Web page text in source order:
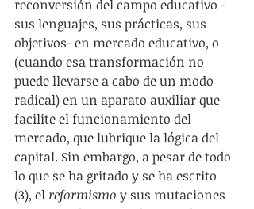
reconversión del campo educativo -
sus lenguajes, sus prácticas, sus
objetivos- en mercado educativo, o
(cuando esa transformación no
puede llevarse a cabo de un modo
radical) en un aparato auxiliar que
facilite el funcionamiento del
mercado, que lubrique la lógica del
capital. Sin embargo, a pesar de todo
lo que se ha gritado y se ha escrito
(3), el reformismo y sus mutaciones